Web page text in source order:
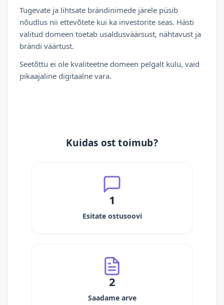
Tugevate ja lihtsate brändinimede järele püsib
nõudlus nii ettevõtete kui ka investorite seas. Hästi
valitud domeen toetab usaldusväärsust, nähtavust ja
brändi väärtust.
Seetõttu ei ole kvaliteetne domeen pelgalt kulu, vaid
pikaajaline digitaalne vara.
Kuidas ost toimub?
1
Esitate ostusoovi
2
Saadame arve